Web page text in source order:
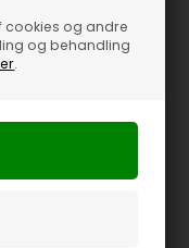
cookies og andre
og behandling
.
en polyuretan